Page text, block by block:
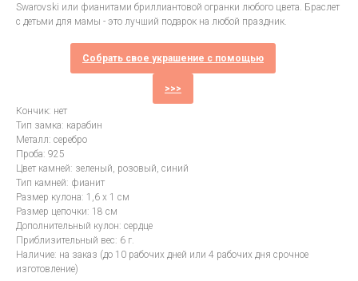
Swarovski или фианитами бриллиантовой огранки любого цвета. Браслет
с детьми для мамы - это лучший подарок на любой праздник.
Собрать свое украшение с помощью
>>>
Кончик: нет
Тип замка: карабин
Металл: серебро
Проба: 925
Цвет камней: зеленый, розовый, синий
Тип камней: фианит
Размер кулона: 1,6 х 1 см
Размер цепочки: 18 см
Дополнительный кулон: сердце
Приблизительный вес: 6 г.
Наличие: на заказ (до 10 рабочих дней или 4 рабочих дня срочное
изготовление)